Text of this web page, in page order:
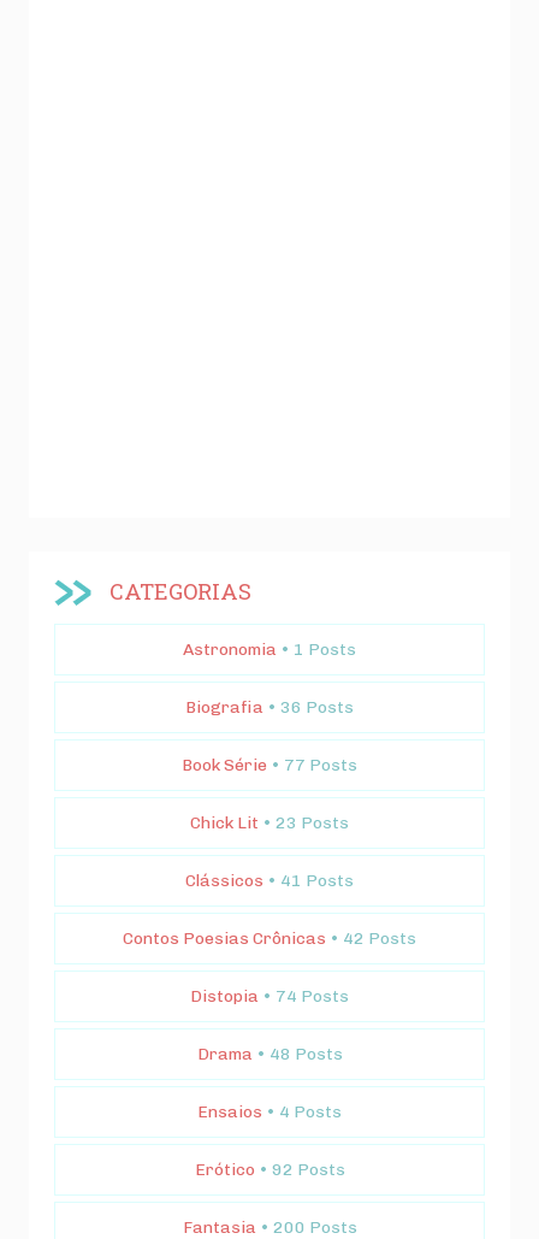
CATEGORIAS
Astronomia • 1 Posts
Biografia • 36 Posts
Book Série • 77 Posts
Chick Lit • 23 Posts
Clássicos • 41 Posts
Contos Poesias Crônicas • 42 Posts
Distopia • 74 Posts
Drama • 48 Posts
Ensaios • 4 Posts
Erótico • 92 Posts
Fantasia • 200 Posts